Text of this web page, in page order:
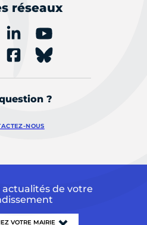
réseaux
?
NOUS
actualités de votre